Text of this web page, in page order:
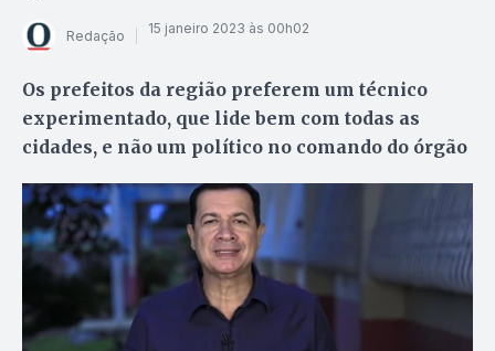
Redação 15 janeiro 2023 às 00h02
Os prefeitos da região preferem um técnico
experimentado, que lide bem com todas as
cidades, e não um político no comando do órgão